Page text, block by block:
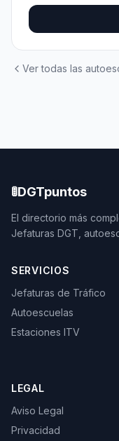
Ver todas las
🚦DGTpuntos
El directorio más
Jefaturas DGT,
SERVICIOS
Jefaturas de Tráfico
Autoescuelas
Estaciones ITV
LEGAL
Aviso Legal
Privacidad